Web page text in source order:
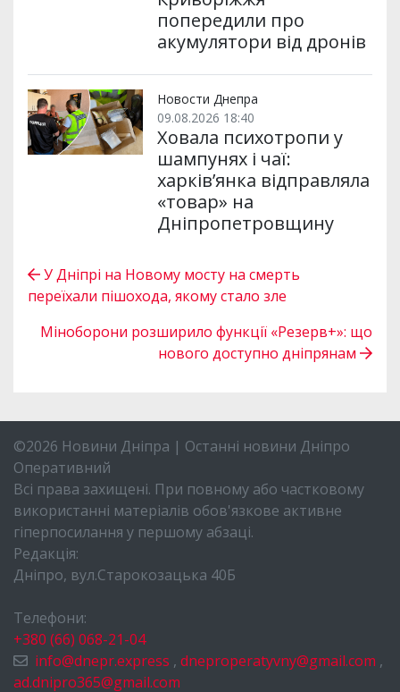
попередили про
акумулятори від дронів
Новости Днепра
09.08.2026 18:40
Ховала психотропи у
шампунях і чаї:
харків’янка відправляла
«товар» на
Дніпропетровщину
У Дніпрі на Новому мосту на смерть
переїхали пішохода, якому стало зле
Міноборони розширило функції «Резерв+»: що
нового доступно дніпрянам
©2026 Новини Дніпра | Останні новини Дніпро
Оперативний
Всі права захищені. При повному або частковому
використанні матеріалів обов'язкове активне
гіперпосилання у першому абзаці.
Редакція:
Дніпро, вул.Старокозацька 40Б
Телефони:
+380 (66) 068-21-04
info@dnepr.express , dneproperatyvny@gmail.com ,
ad.dnipro365@gmail.com